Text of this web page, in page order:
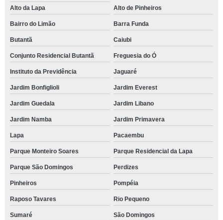
Alto da Lapa
Alto de Pinheiros
Bairro do Limão Barra Funda
Butantã Caiubi
Conjunto Residencial Butantã Freguesia do Ó
Instituto da Previdência Jaguaré
Jardim Bonfiglioli Jardim Everest
Jardim Guedala Jardim Libano
Jardim Namba Jardim Primavera
Lapa Pacaembu
Parque Monteiro Soares Parque Residencial da Lapa
Parque São Domingos Perdizes
Pinheiros Pompéia
Raposo Tavares Rio Pequeno
Sumaré São Domingos